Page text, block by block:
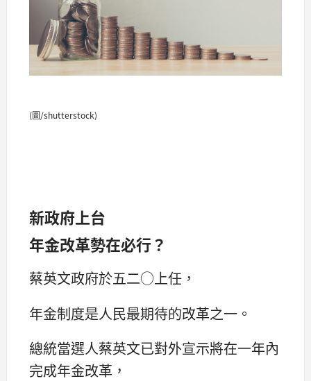
(圖/shutterstock)
新政府上台
年金改革勢在必行？
蔡英文政府於五二○上任，
年金制度是人民最期待的改革之一。
總統當選人蔡英文已對外宣示將在一年內
完成年金改革，